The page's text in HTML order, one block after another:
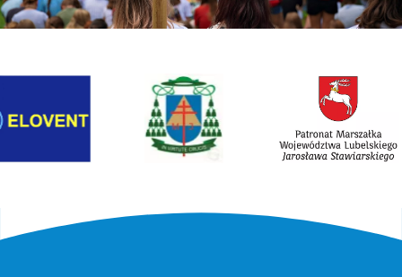
Link otwiera sie w nowej karcieLink otwiera sie w